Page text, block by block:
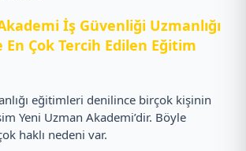
İş Güvenliği Uzmanlığı
Çok Tercih Edilen Eğitim
eğitimleri denilince birçok kişinin
Yeni Uzman Akademi’dir. Böyle
haklı nedeni var.